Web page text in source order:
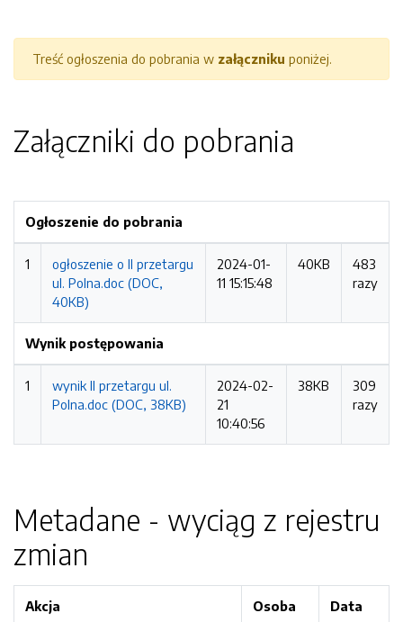
Treść ogłoszenia do pobrania w załączniku poniżej.
Załączniki do pobrania
Ogłoszenie do pobrania
1
ogłoszenie o II przetargu
ul. Polna.doc (DOC,
40KB)
2024-01-
11 15:15:48
40KB
483
razy
Wynik postępowania
1
wynik II przetargu ul.
Polna.doc (DOC, 38KB)
2024-02-
21
10:40:56
38KB
309
razy
Metadane - wyciąg z rejestru
zmian
Akcja Osoba Data